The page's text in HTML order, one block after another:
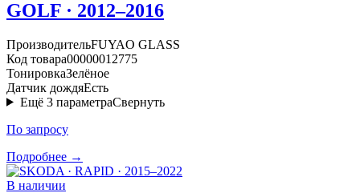
GOLF · 2012–2016
ПроизводительFUYAO GLASS
Код товара00000012775
ТонировкаЗелёное
Датчик дождяЕсть
Ещё 3 параметраСвернуть
По запросу
Подробнее →
В наличии